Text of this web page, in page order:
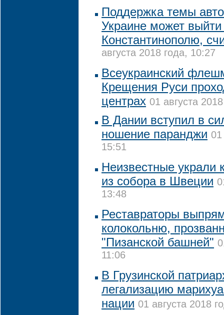
Поддержка темы
Украине может
Константинополю,
августа 2018 года, 10:27
Всеукраинский
Крещения Руси
центрах 01 августа
В Дании вступил в
ношение паранджи 01
15:51
Неизвестные украли
из собора в Швеции
13:48
Реставраторы
колокольню,
"Пизанской башней"
11:06
В Грузинской
легализацию
нации 01 августа 2018